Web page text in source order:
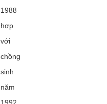
1988
hợp
với
chồng
sinh
năm